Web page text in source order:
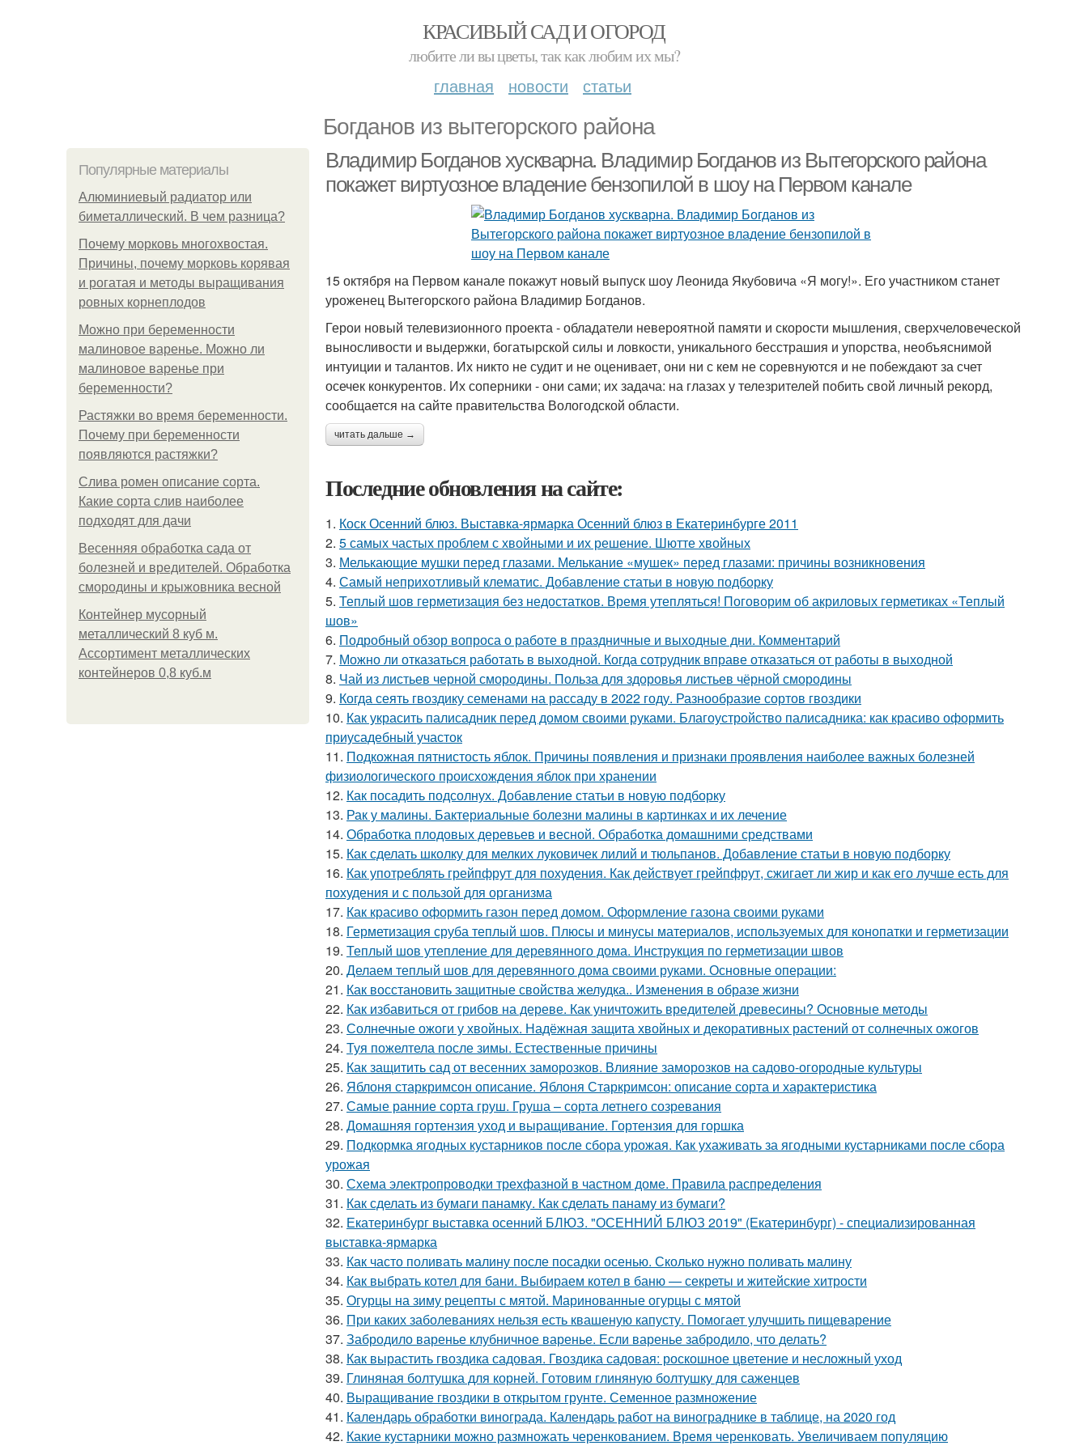
КРАСИВЫЙ САД И ОГОРОД
любите ли вы цветы, так как любим их мы?
главная новости статьи
Богданов из вытегорского района
Популярные материалы
Алюминиевый радиатор или
биметаллический. В чем разница?
Почему морковь многохвостая.
Причины, почему морковь корявая
и рогатая и методы выращивания
ровных корнеплодов
Можно при беременности
малиновое варенье. Можно ли
малиновое варенье при
беременности?
Растяжки во время беременности.
Почему при беременности
появляются растяжки?
Слива ромен описание сорта.
Какие сорта слив наиболее
подходят для дачи
Весенняя обработка сада от
болезней и вредителей. Обработка
смородины и крыжовника весной
Контейнер мусорный
металлический 8 куб м.
Ассортимент металлических
контейнеров 0,8 куб.м
Владимир Богданов хускварна. Владимир Богданов из Вытегорского района
покажет виртуозное владение бензопилой в шоу на Первом канале
15 октября на Первом канале покажут новый выпуск шоу Леонида Якубовича «Я могу!». Его участником станет
уроженец Вытегорского района Владимир Богданов.
Герои новый телевизионного проекта - обладатели невероятной памяти и скорости мышления, сверхчеловеческой
выносливости и выдержки, богатырской силы и ловкости, уникального бесстрашия и упорства, необъяснимой
интуиции и талантов. Их никто не судит и не оценивает, они ни с кем не соревнуются и не побеждают за счет
осечек конкурентов. Их соперники - они сами; их задача: на глазах у телезрителей побить свой личный рекорд,
сообщается на сайте правительства Вологодской области.
читать дальше →
Последние обновления на сайте:
1. Коск Осенний блюз. Выставка-ярмарка Осенний блюз в Екатеринбурге 2011
2. 5 самых частых проблем с хвойными и их решение. Шютте хвойных
3. Мелькающие мушки перед глазами. Мелькание «мушек» перед глазами: причины возникновения
4. Самый неприхотливый клематис. Добавление статьи в новую подборку
5. Теплый шов герметизация без недостатков. Время утепляться! Поговорим об акриловых герметиках «Теплый
шов»
6. Подробный обзор вопроса о работе в праздничные и выходные дни. Комментарий
7. Можно ли отказаться работать в выходной. Когда сотрудник вправе отказаться от работы в выходной
8. Чай из листьев черной смородины. Польза для здоровья листьев чёрной смородины
9. Когда сеять гвоздику семенами на рассаду в 2022 году. Разнообразие сортов гвоздики
10. Как украсить палисадник перед домом своими руками. Благоустройство палисадника: как красиво оформить
приусадебный участок
11. Подкожная пятнистость яблок. Причины появления и признаки проявления наиболее важных болезней
физиологического происхождения яблок при хранении
12. Как посадить подсолнух. Добавление статьи в новую подборку
13. Рак у малины. Бактериальные болезни малины в картинках и их лечение
14. Обработка плодовых деревьев и весной. Обработка домашними средствами
15. Как сделать школку для мелких луковичек лилий и тюльпанов. Добавление статьи в новую подборку
16. Как употреблять грейпфрут для похудения. Как действует грейпфрут, сжигает ли жир и как его лучше есть для
похудения и с пользой для организма
17. Как красиво оформить газон перед домом. Оформление газона своими руками
18. Герметизация сруба теплый шов. Плюсы и минусы материалов, используемых для конопатки и герметизации
19. Теплый шов утепление для деревянного дома. Инструкция по герметизации швов
20. Делаем теплый шов для деревянного дома своими руками. Основные операции:
21. Как восстановить защитные свойства желудка.. Изменения в образе жизни
22. Как избавиться от грибов на дереве. Как уничтожить вредителей древесины? Основные методы
23. Солнечные ожоги у хвойных. Надёжная защита хвойных и декоративных растений от солнечных ожогов
24. Туя пожелтела после зимы. Естественные причины
25. Как защитить сад от весенних заморозков. Влияние заморозков на садово-огородные культуры
26. Яблоня старкримсон описание. Яблоня Старкримсон: описание сорта и характеристика
27. Самые ранние сорта груш. Груша – сорта летнего созревания
28. Домашняя гортензия уход и выращивание. Гортензия для горшка
29. Подкормка ягодных кустарников после сбора урожая. Как ухаживать за ягодными кустарниками после сбора
урожая
30. Схема электропроводки трехфазной в частном доме. Правила распределения
31. Как сделать из бумаги панамку. Как сделать панаму из бумаги?
32. Екатеринбург выставка осенний БЛЮЗ. "ОСЕННИЙ БЛЮЗ 2019" (Екатеринбург) - специализированная
выставка-ярмарка
33. Как часто поливать малину после посадки осенью. Сколько нужно поливать малину
34. Как выбрать котел для бани. Выбираем котел в баню — секреты и житейские хитрости
35. Огурцы на зиму рецепты с мятой. Маринованные огурцы с мятой
36. При каких заболеваниях нельзя есть квашеную капусту. Помогает улучшить пищеварение
37. Забродило варенье клубничное варенье. Если варенье забродило, что делать?
38. Как вырастить гвоздика садовая. Гвоздика садовая: роскошное цветение и несложный уход
39. Глиняная болтушка для корней. Готовим глиняную болтушку для саженцев
40. Выращивание гвоздики в открытом грунте. Семенное размножение
41. Календарь обработки винограда. Календарь работ на винограднике в таблице, на 2020 год
42. Какие кустарники можно размножать черенкованием. Время черенковать. Увеличиваем популяцию